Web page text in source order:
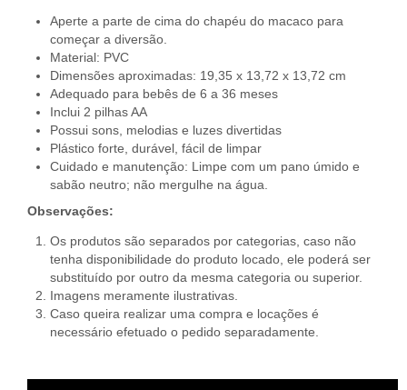
Aperte a parte de cima do chapéu do macaco para
começar a diversão.
Material: PVC
Dimensões aproximadas: 19,35 x 13,72 x 13,72 cm
Adequado para bebês de 6 a 36 meses
Inclui 2 pilhas AA
Possui sons, melodias e luzes divertidas
Plástico forte, durável, fácil de limpar
Cuidado e manutenção: Limpe com um pano úmido e
sabão neutro; não mergulhe na água.
Observações:
Os produtos são separados por categorias, caso não
tenha disponibilidade do produto locado, ele poderá ser
substituído por outro da mesma categoria ou superior.
Imagens meramente ilustrativas.
Caso queira realizar uma compra e locações é
necessário efetuado o pedido separadamente.